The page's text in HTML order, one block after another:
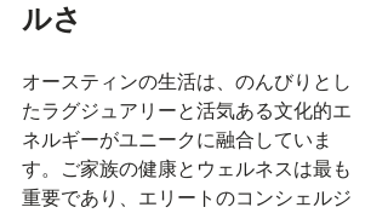
ルさ
オースティンの生活は、のんびりとし
たラグジュアリーと活気ある文化的エ
ネルギーがユニークに融合していま
す。ご家族の健康とウェルネスは最も
重要であり、エリートのコンシェルジ